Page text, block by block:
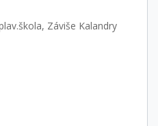
Záviše Kalandry